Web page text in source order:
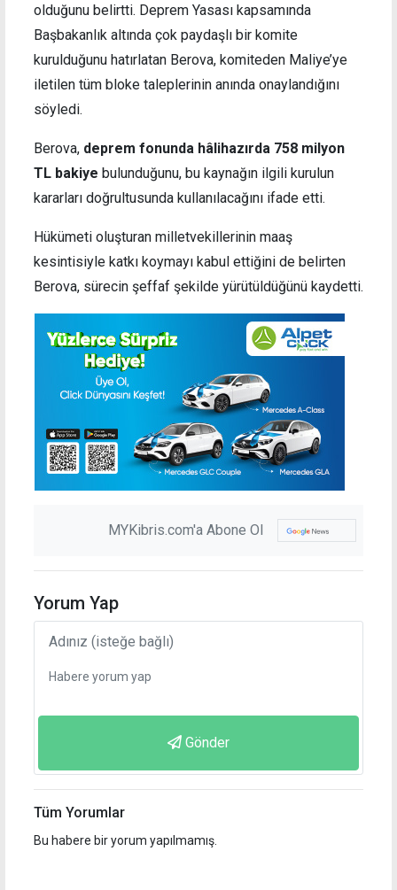
olduğunu belirtti. Deprem Yasası kapsamında
Başbakanlık altında çok paydaşlı bir komite
kurulduğunu hatırlatan Berova, komiteden Maliye’ye
iletilen tüm bloke taleplerinin anında onaylandığını
söyledi.
Berova, deprem fonunda hâlihazırda 758 milyon
TL bakiye bulunduğunu, bu kaynağın ilgili kurulun
kararları doğrultusunda kullanılacağını ifade etti.
Hükümeti oluşturan milletvekillerinin maaş
kesintisiyle katkı koymayı kabul ettiğini de belirten
Berova, sürecin şeffaf şekilde yürütüldüğünü kaydetti.
MYKibris.com'a Abone Ol
Yorum Yap
Gönder
Tüm Yorumlar
Bu habere bir yorum yapılmamış.